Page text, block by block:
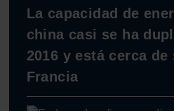
La capacidad de
china casi se ha
2016 y está cerca de
Francia